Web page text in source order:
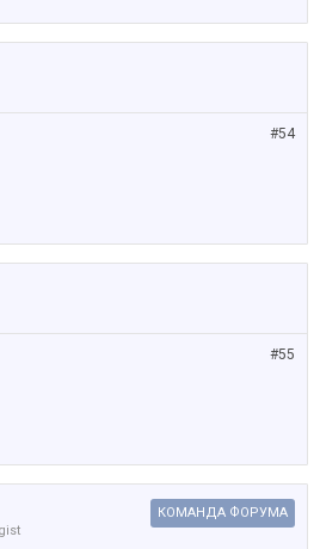
#54
#55
КОМАНДА ФОРУМА